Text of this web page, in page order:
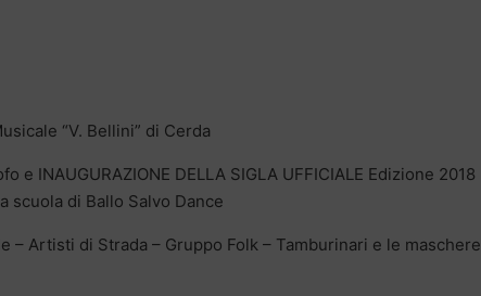
“V. Bellini” di Cerda
e INAUGURAZIONE DELLA SIGLA UFFICIALE Edizione 2018
scuola di Ballo Salvo Dance
– Artisti di Strada – Gruppo Folk – Tamburinari e le maschere